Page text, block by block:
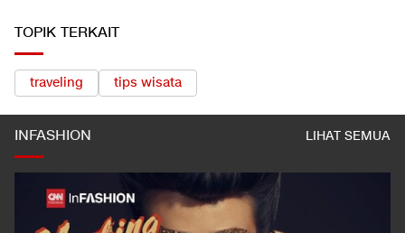
TOPIK TERKAIT
traveling tips wisata
INFASHION LIHAT SEMUA